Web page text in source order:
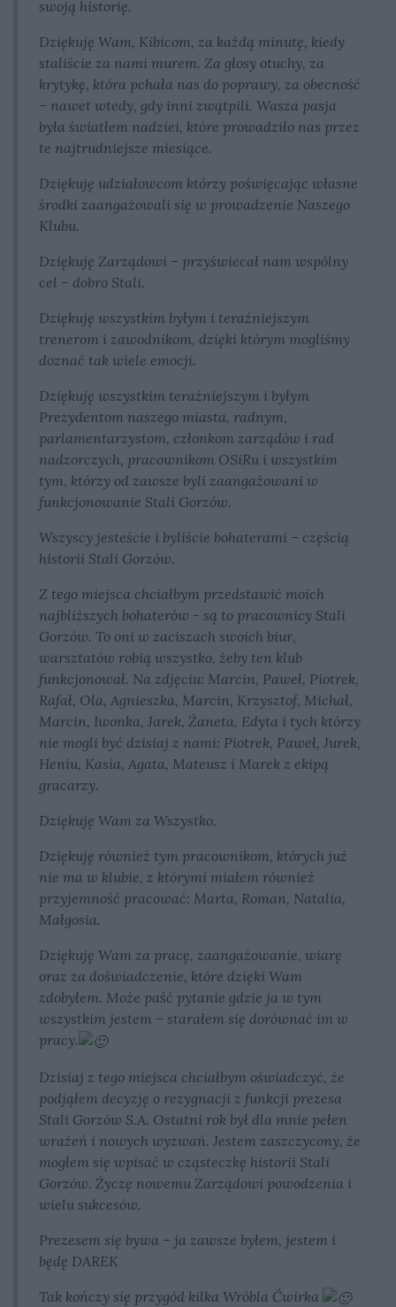
swoją historię.
Dziękuję Wam, Kibicom, za każdą minutę, kiedy
staliście za nami murem. Za głosy otuchy, za
krytykę, która pchała nas do poprawy, za obecność
– nawet wtedy, gdy inni zwątpili. Wasza pasja
była światłem nadziei, które prowadziło nas przez
te najtrudniejsze miesiące.
Dziękuję udziałowcom którzy poświęcając własne
środki zaangażowali się w prowadzenie Naszego
Klubu.
Dziękuję Zarządowi – przyświecał nam wspólny
cel – dobro Stali.
Dziękuję wszystkim byłym i teraźniejszym
trenerom i zawodnikom, dzięki którym mogliśmy
doznać tak wiele emocji.
Dziękuję wszystkim teraźniejszym i byłym
Prezydentom naszego miasta, radnym,
parlamentarzystom, członkom zarządów i rad
nadzorczych, pracownikom OSiRu i wszystkim
tym, którzy od zawsze byli zaangażowani w
funkcjonowanie Stali Gorzów.
Wszyscy jesteście i byliście bohaterami – częścią
historii Stali Gorzów.
Z tego miejsca chciałbym przedstawić moich
najbliższych bohaterów - są to pracownicy Stali
Gorzów. To oni w zaciszach swoich biur,
warsztatów robią wszystko, żeby ten klub
funkcjonował. Na zdjęciu: Marcin, Paweł, Piotrek,
Rafał, Ola, Agnieszka, Marcin, Krzysztof, Michał,
Marcin, Iwonka, Jarek, Żaneta, Edyta i tych którzy
nie mogli być dzisiaj z nami: Piotrek, Paweł, Jurek,
Heniu, Kasia, Agata, Mateusz i Marek z ekipą
gracarzy.
Dziękuję Wam za Wszystko.
Dziękuję również tym pracownikom, których już
nie ma w klubie, z którymi miałem również
przyjemność pracować: Marta, Roman, Natalia,
Małgosia.
Dziękuję Wam za pracę, zaangażowanie, wiarę
oraz za doświadczenie, które dzięki Wam
zdobyłem. Może paść pytanie gdzie ja w tym
wszystkim jestem – starałem się dorównać im w
pracy.
Dzisiaj z tego miejsca chciałbym oświadczyć, że
podjąłem decyzję o rezygnacji z funkcji prezesa
Stali Gorzów S.A. Ostatni rok był dla mnie pełen
wrażeń i nowych wyzwań. Jestem zaszczycony, że
mogłem się wpisać w cząsteczkę historii Stali
Gorzów. Życzę nowemu Zarządowi powodzenia i
wielu sukcesów.
Prezesem się bywa – ja zawsze byłem, jestem i
będę DAREK
Tak kończy się przygód kilka Wróbla Ćwirka